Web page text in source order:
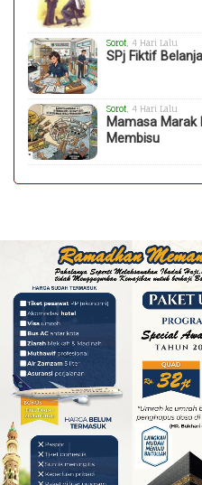
Sorot , 4 Hari Lalu
SPj Fiktif
Sorot , 4 Hari Lalu
Mamasa Marak
Membisu